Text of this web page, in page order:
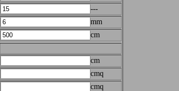
---
mm
cm
cm
cmq
cmq